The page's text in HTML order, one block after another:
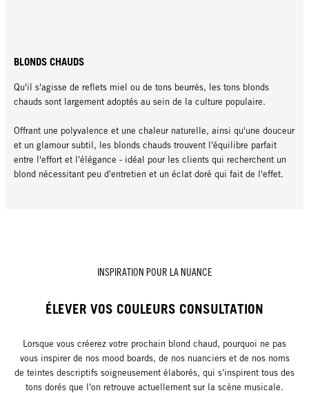
BLONDS CHAUDS
Qu'il s'agisse de reflets miel ou de tons beurrés, les tons blonds
chauds sont largement adoptés au sein de la culture populaire.
Offrant une polyvalence et une chaleur naturelle, ainsi qu'une douceur
et un glamour subtil, les blonds chauds trouvent l'équilibre parfait
entre l'effort et l'élégance - idéal pour les clients qui recherchent un
blond nécessitant peu d'entretien et un éclat doré qui fait de l'effet.
INSPIRATION POUR LA NUANCE
ÉLEVER VOS COULEURS CONSULTATION
Lorsque vous créerez votre prochain blond chaud, pourquoi ne pas
vous inspirer de nos mood boards, de nos nuanciers et de nos noms
de teintes descriptifs soigneusement élaborés, qui s'inspirent tous des
tons dorés que l'on retrouve actuellement sur la scène musicale.